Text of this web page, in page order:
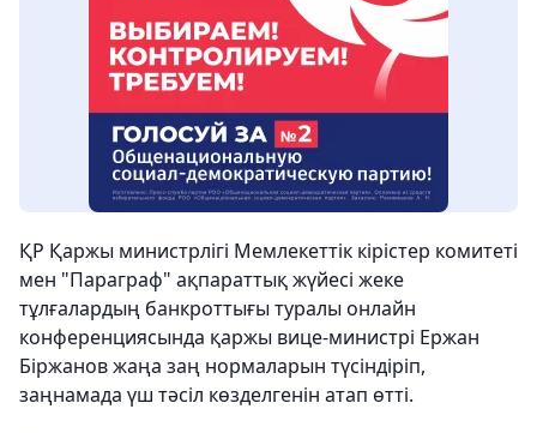
ҚР Қаржы министрлігі Мемлекеттік кірістер комитеті
мен "Параграф" ақпараттық жүйесі жеке
тұлғалардың банкроттығы туралы онлайн
конференциясында қаржы вице-министрі Ержан
Біржанов жаңа заң нормаларын түсіндіріп,
заңнамада үш тәсіл көзделгенін атап өтті.